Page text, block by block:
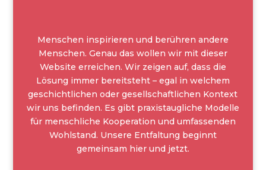
Menschen inspirieren und berühren andere
Menschen. Genau das wollen wir mit dieser
Website erreichen. Wir zeigen auf, dass die
Lösung immer bereitsteht – egal in welchem
geschichtlichen oder gesellschaftlichen Kontext
wir uns befinden. Es gibt praxistaugliche Modelle
für menschliche Kooperation und umfassenden
Wohlstand. Unsere Entfaltung beginnt
gemeinsam hier und jetzt.